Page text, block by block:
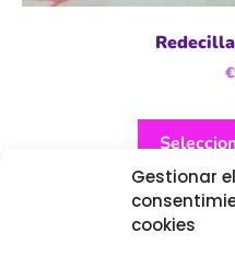
Gestionar el
cookies
€